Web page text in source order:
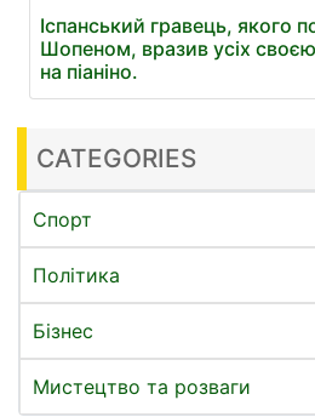
Іспанський гравець, якого
Шопеном, вразив усіх
на піаніно.
CATEGORIES
Спорт
Політика
Бізнес
Мистецтво та розваги